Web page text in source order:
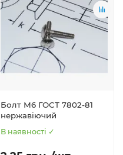
Болт М6 ГОСТ 7802-81
нержавіючий
В наявності ✓